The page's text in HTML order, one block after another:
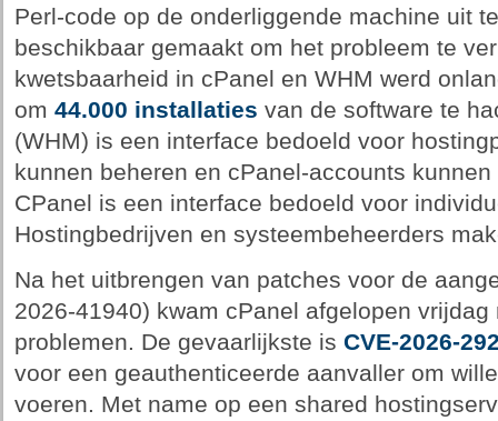
Perl-code op de onderliggende machine uit
beschikbaar gemaakt om het probleem te
kwetsbaarheid in cPanel en WHM werd
om 44.000 installaties van de software te
(WHM) is een interface bedoeld voor
kunnen beheren en cPanel-accounts
CPanel is een interface bedoeld voor
Hostingbedrijven en systeembeheerders
Na het uitbrengen van patches voor de
2026-41940) kwam cPanel afgelopen
problemen. De gevaarlijkste is CVE-2026-
voor een geauthenticeerde aanvaller om
voeren. Met name op een shared